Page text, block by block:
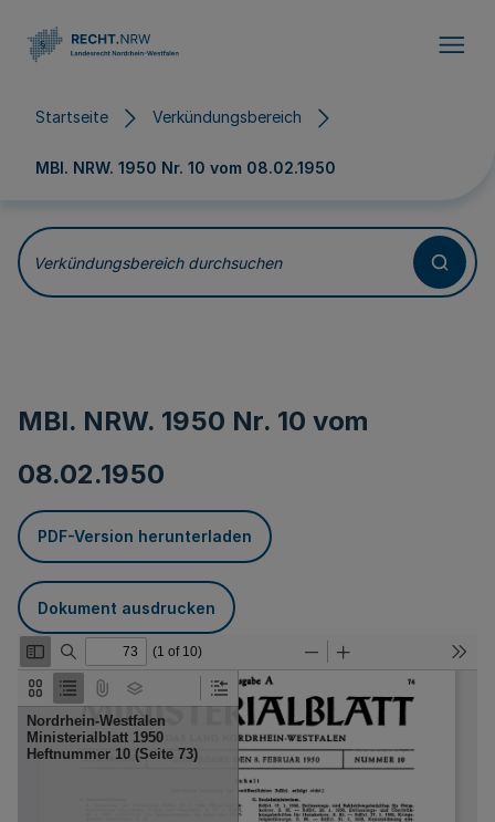
Startseite Verkündungsbereich
MBl. NRW. 1950 Nr. 10 vom 08.02.1950
Verkündungsbereich durchsuchen
MBl. NRW. 1950 Nr. 10 vom
08.02.1950
PDF-Version herunterladen
Dokument ausdrucken